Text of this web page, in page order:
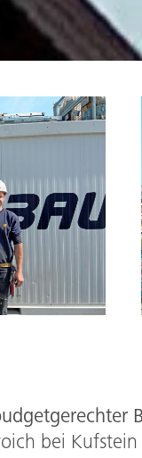
bei Kufstein